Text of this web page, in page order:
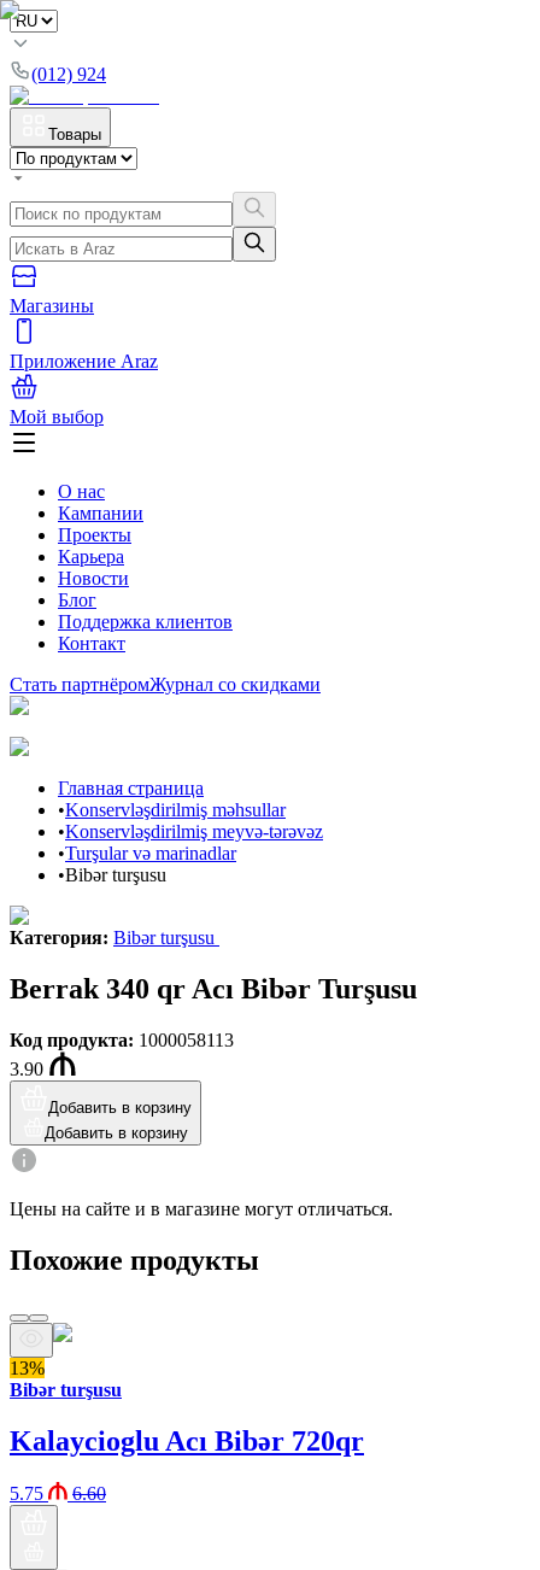
(012) 924
Товары
Магазины
Приложение Araz
Мой выбор
О нас
Кампании
Проекты
Карьера
Новости
Блог
Поддержка клиентов
Контакт
Стать партнёромЖурнал со скидками
Главная страница
•Konservləşdirilmiş məhsullar
•Konservləşdirilmiş meyvə-tərəvəz
•Turşular və marinadlar
•Bibər turşusu
Категория: Bibər turşusu
Berrak 340 qr Acı Bibər Turşusu
Код продукта: 1000058113
3.90
Добавить в корзину
Добавить в корзину
Цены на сайте и в магазине могут отличаться.
Похожие продукты
13%
Bibər turşusu
Kalaycioglu Acı Bibər 720qr
5.75 6.60